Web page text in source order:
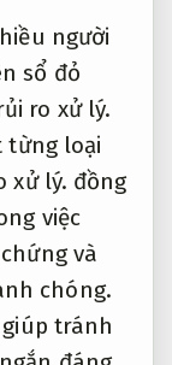
người
sổ đỏ
ro xử lý.
từng loại
xử lý. đồng
việc
và
chóng.
tránh